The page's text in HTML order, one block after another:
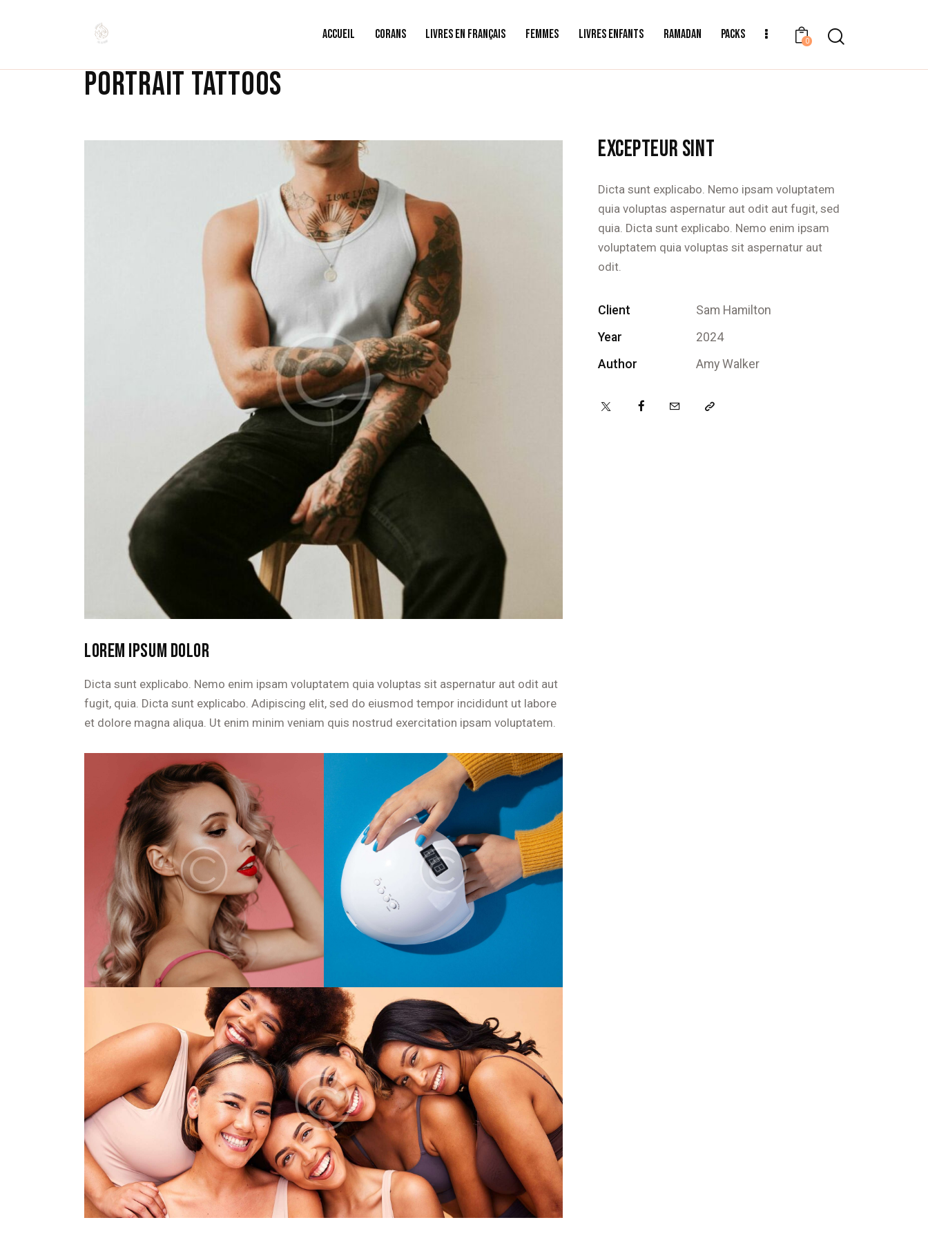
ACCUEIL CORANS LIVRES EN FRANÇAIS FEMMES LIVRES ENFANTS RAMADAN PACKS 0
PORTRAIT TATTOOS
LOREM IPSUM DOLOR
Dicta sunt explicabo. Nemo enim ipsam voluptatem quia voluptas sit aspernatur aut odit aut
fugit, quia. Dicta sunt explicabo. Adipiscing elit, sed do eiusmod tempor incididunt ut labore
et dolore magna aliqua. Ut enim minim veniam quis nostrud exercitation ipsam voluptatem.
EXCEPTEUR SINT
Dicta sunt explicabo. Nemo ipsam voluptatem
quia voluptas aspernatur aut odit aut fugit, sed
quia. Dicta sunt explicabo. Nemo enim ipsam
voluptatem quia voluptas sit aspernatur aut
odit.
Client
Sam Hamilton
Year
2024
Author
Amy Walker